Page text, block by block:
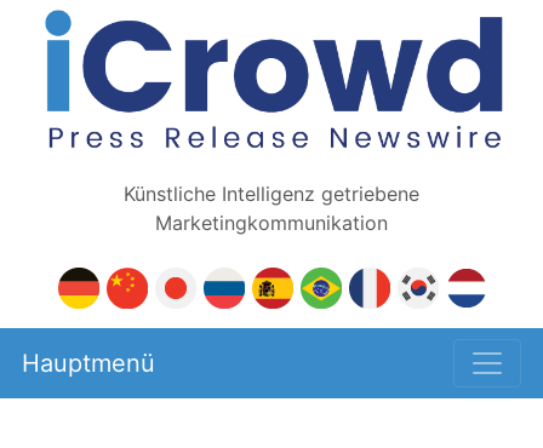
Künstliche Intelligenz getriebene
Marketingkommunikation
Hauptmenü